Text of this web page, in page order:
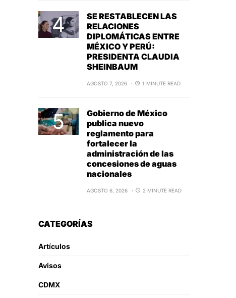
SE RESTABLECEN LAS
RELACIONES
DIPLOMÁTICAS ENTRE
MÉXICO Y PERÚ:
PRESIDENTA CLAUDIA
SHEINBAUM
AGOSTO 7, 2026 1 MINUTE READ
Gobierno de México
publica nuevo
reglamento para
fortalecer la
administración de las
concesiones de aguas
nacionales
AGOSTO 6, 2026 2 MINUTE READ
CATEGORÍAS
Artículos
Avisos
CDMX